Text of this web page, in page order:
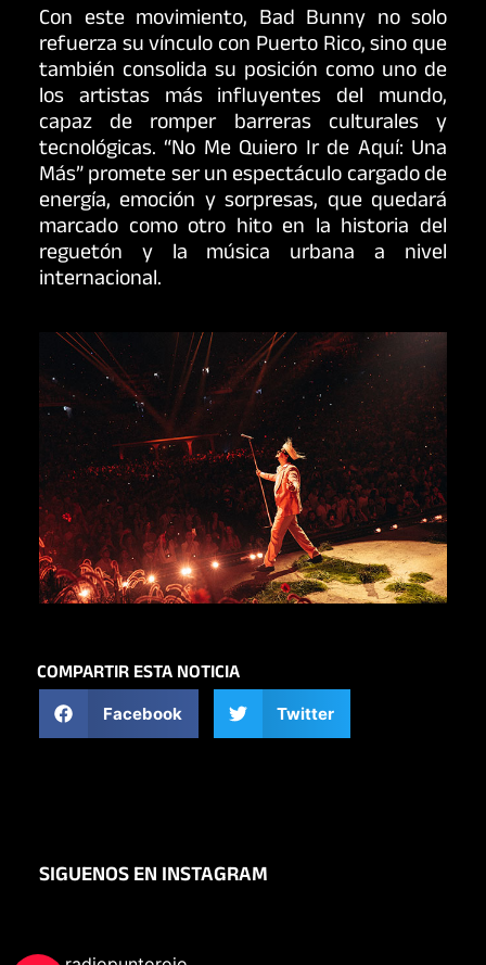
Con este movimiento, Bad Bunny no solo
refuerza su vínculo con Puerto Rico, sino que
también consolida su posición como uno de
los artistas más influyentes del mundo,
capaz de romper barreras culturales y
tecnológicas. “No Me Quiero Ir de Aquí: Una
Más” promete ser un espectáculo cargado de
energía, emoción y sorpresas, que quedará
marcado como otro hito en la historia del
reguetón y la música urbana a nivel
internacional.
COMPARTIR ESTA NOTICIA
Facebook Twitter
SIGUENOS EN INSTAGRAM